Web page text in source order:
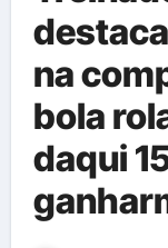
na
bola
daqui